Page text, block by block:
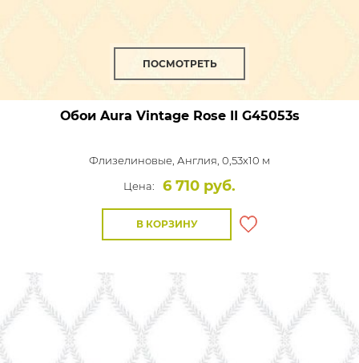
ПОСМОТРЕТЬ
Обои Aura Vintage Rose II G45053s
Флизелиновые, Англия, 0,53x10 м
Цена:
6 710 руб.
В КОРЗИНУ